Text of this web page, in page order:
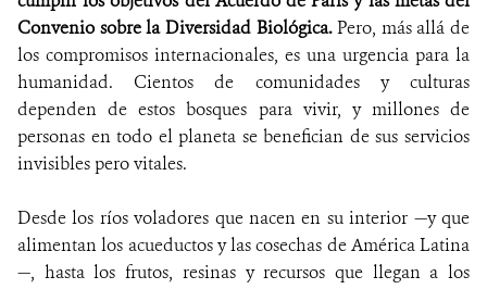
Convenio sobre la Diversidad Biológica.Pero, más allá de
los compromisos internacionales, es una urgencia para la
humanidad. Cientos de comunidades y culturas
dependen de estos bosques para vivir, y millones de
personas en todo el planeta se benefician de sus servicios
invisibles pero vitales.
Desde los ríos voladores que nacen en su interior —y que
alimentan los acueductos y las cosechas de América Latina
—, hasta los frutos, resinas y recursos que llegan a los